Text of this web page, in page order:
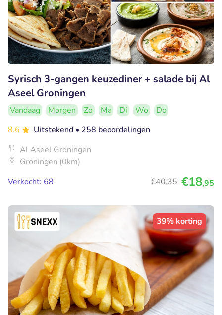
Syrisch 3-gangen keuzediner + salade bij Al
Aseel Groningen
Vandaag Morgen Zo Ma Di Wo
Do
8.6
Uitstekend • 258 beoordelingen
Al Aseel Groningen
Groningen (0km)
Verkocht: 68
€40,35 €18,95
39% korting